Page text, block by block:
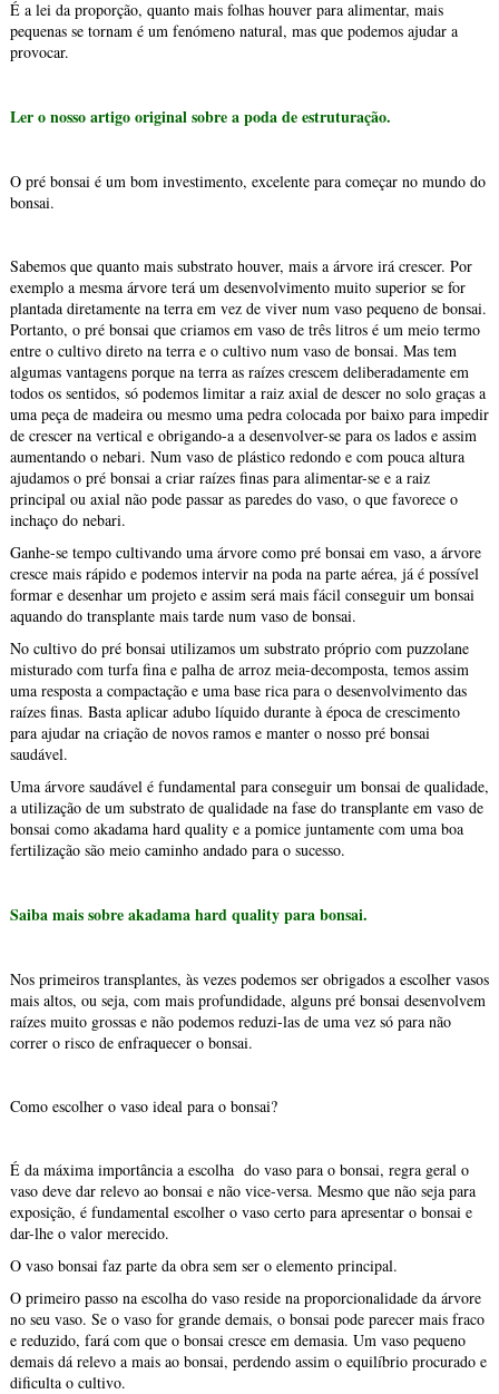
É a lei da proporção, quanto mais folhas houver para alimentar, mais
pequenas se tornam é um fenómeno natural, mas que podemos ajudar a
provocar.
Ler o nosso artigo original sobre a poda de estruturação.
O pré bonsai é um bom investimento, excelente para começar no mundo do
bonsai.
Sabemos que quanto mais substrato houver, mais a árvore irá crescer. Por
exemplo a mesma árvore terá um desenvolvimento muito superior se for
plantada diretamente na terra em vez de viver num vaso pequeno de bonsai.
Portanto, o pré bonsai que criamos em vaso de três litros é um meio termo
entre o cultivo direto na terra e o cultivo num vaso de bonsai. Mas tem
algumas vantagens porque na terra as raízes crescem deliberadamente em
todos os sentidos, só podemos limitar a raiz axial de descer no solo graças a
uma peça de madeira ou mesmo uma pedra colocada por baixo para impedir
de crescer na vertical e obrigando-a a desenvolver-se para os lados e assim
aumentando o nebari. Num vaso de plástico redondo e com pouca altura
ajudamos o pré bonsai a criar raízes finas para alimentar-se e a raiz
principal ou axial não pode passar as paredes do vaso, o que favorece o
inchaço do nebari.
Ganhe-se tempo cultivando uma árvore como pré bonsai em vaso, a árvore
cresce mais rápido e podemos intervir na poda na parte aérea, já é possível
formar e desenhar um projeto e assim será mais fácil conseguir um bonsai
aquando do transplante mais tarde num vaso de bonsai.
No cultivo do pré bonsai utilizamos um substrato próprio com puzzolane
misturado com turfa fina e palha de arroz meia-decomposta, temos assim
uma resposta a compactação e uma base rica para o desenvolvimento das
raízes finas. Basta aplicar adubo líquido durante à época de crescimento
para ajudar na criação de novos ramos e manter o nosso pré bonsai
saudável.
Uma árvore saudável é fundamental para conseguir um bonsai de qualidade,
a utilização de um substrato de qualidade na fase do transplante em vaso de
bonsai como akadama hard quality e a pomice juntamente com uma boa
fertilização são meio caminho andado para o sucesso.
Saiba mais sobre akadama hard quality para bonsai.
Nos primeiros transplantes, às vezes podemos ser obrigados a escolher vasos
mais altos, ou seja, com mais profundidade, alguns pré bonsai desenvolvem
raízes muito grossas e não podemos reduzi-las de uma vez só para não
correr o risco de enfraquecer o bonsai.
Como escolher o vaso ideal para o bonsai?
É da máxima importância a escolha do vaso para o bonsai, regra geral o
vaso deve dar relevo ao bonsai e não vice-versa. Mesmo que não seja para
exposição, é fundamental escolher o vaso certo para apresentar o bonsai e
dar-lhe o valor merecido.
O vaso bonsai faz parte da obra sem ser o elemento principal.
O primeiro passo na escolha do vaso reside na proporcionalidade da árvore
no seu vaso. Se o vaso for grande demais, o bonsai pode parecer mais fraco
e reduzido, fará com que o bonsai cresce em demasia. Um vaso pequeno
demais dá relevo a mais ao bonsai, perdendo assim o equilíbrio procurado e
dificulta o cultivo.